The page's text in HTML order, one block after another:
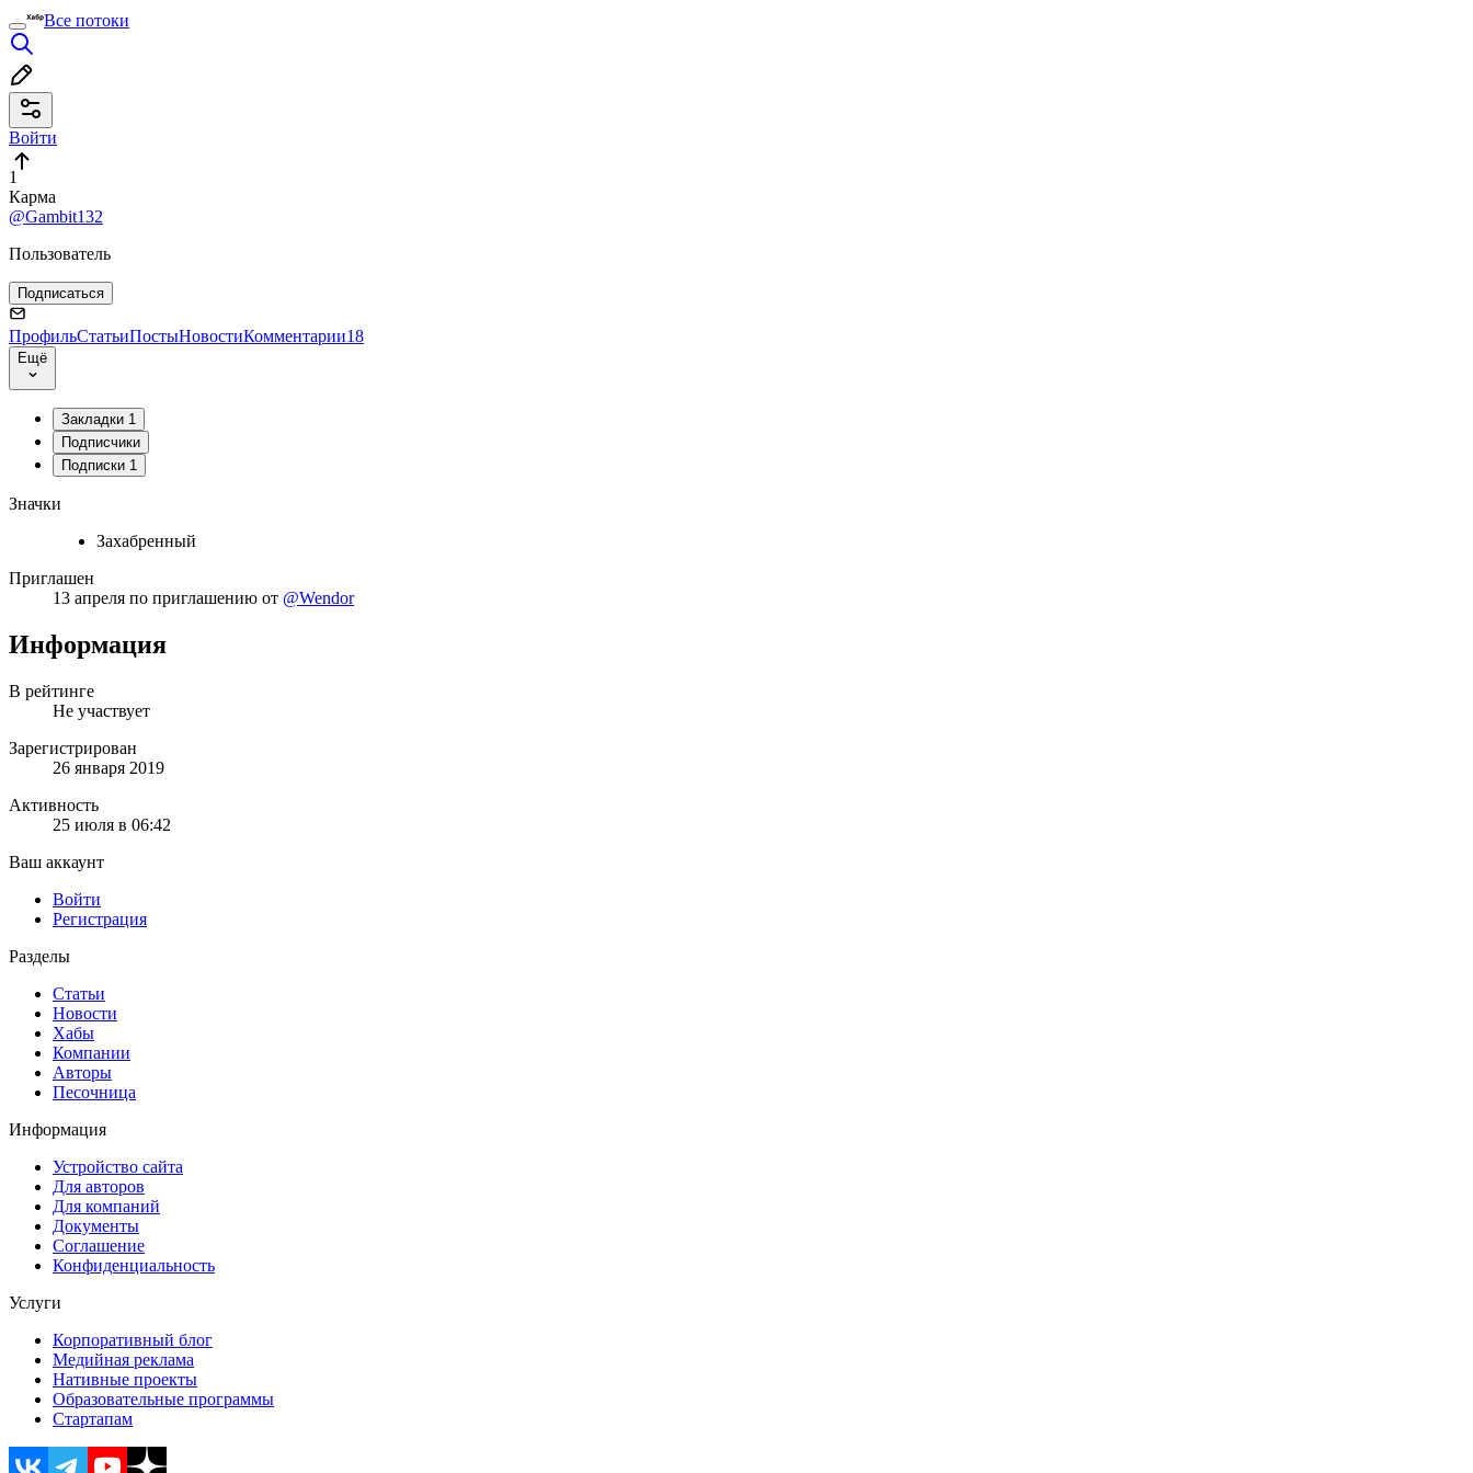
Все потоки
Войти
1
Карма
@Gambit132
Пользователь
Подписаться
ПрофильСтатьиПостыНовостиКомментарии18
Ещё
Закладки 1
Подписчики
Подписки 1
Значки
Захабренный
Приглашен
13 апреля по приглашению от @Wendor
Информация
В рейтинге
Не участвует
Зарегистрирован
26 января 2019
Активность
25 июля в 06:42
Ваш аккаунт
Войти
Регистрация
Разделы
Статьи
Новости
Хабы
Компании
Авторы
Песочница
Информация
Устройство сайта
Для авторов
Для компаний
Документы
Соглашение
Конфиденциальность
Услуги
Корпоративный блог
Медийная реклама
Нативные проекты
Образовательные программы
Стартапам